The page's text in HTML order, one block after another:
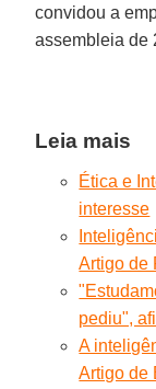
convidou a
assembleia de
Leia mais
Ética e
interesse
Artigo de
pediu",
A
Artigo de